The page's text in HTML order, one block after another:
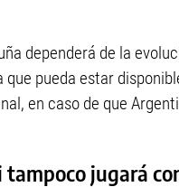
dependerá de la
que pueda estar
en caso de que
tampoco jugará